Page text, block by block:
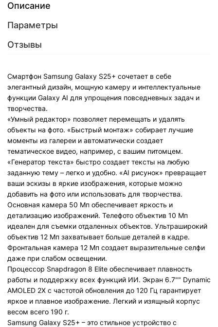
Описание
Параметры
Отзывы
Смартфон Samsung Galaxy S25+ сочетает в себе
элегантный дизайн, мощную камеру и интеллектуальные
функции Galaxy AI для упрощения повседневных задач и
творчества.
«Умный редактор» позволяет перемещать и удалять
объекты на фото. «Быстрый монтаж» собирает лучшие
моменты из галереи и автоматически создает
тематическое видео, например, с вашим питомцем.
«Генератор текста» быстро создает тексты на любую
заданную тему – легко и удобно. «AI рисунок» превращает
ваши эскизы в яркие изображения, которые можно
добавить на фото или использовать для творчества.
Основная камера 50 Мп обеспечивает яркость и
детализацию изображений. Телефото объектив 10 Мп
идеален для съемки отдаленных объектов. Ультраширокий
объектив 12 Мп захватывает больше деталей в кадре.
Фронтальная камера 12 Мп создает выразительные селфи
даже при слабом освещении.
Процессор Snapdragon 8 Elite обеспечивает плавность
работы и поддержку всех функций ИИ. Экран 6.7"" Dynamic
AMOLED 2X с частотой обновления до 120 Гц гарантирует
яркое и плавное изображение. Легкий и изящный корпус
весом всего 190 г.
Samsung Galaxy S25+ – это стильное устройство с